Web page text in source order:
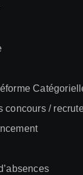
concours /